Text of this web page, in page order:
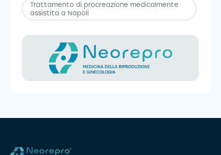
Trattamento di procreazione medicalmente
assistita a Napoli